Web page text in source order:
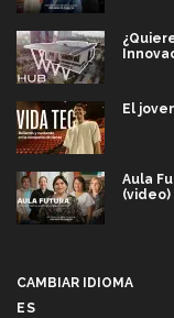
El
Aula
(video)
CAMBIAR IDIOMA
ES